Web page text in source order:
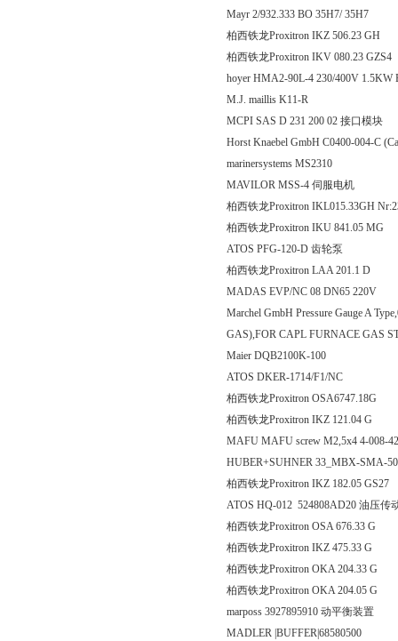
Mayr 2/932.333 BO 35H7/ 35H7
柏西铁龙Proxitron IKZ
柏西铁龙Proxitron IKV
hoyer HMA2-90L-4 230/400V 1.5KW
M.J. maillis K11-R
MCPI SAS D 231 200 02 接口模块
Horst Knaebel GmbH C0400-004-C
marinersystems MS2310
MAVILOR MSS-4 伺服电机
柏西铁龙Proxitron IKL015.33GH
柏西铁龙Proxitron IKU
ATOS PFG-120-D 齿轮泵
柏西铁龙Proxitron LAA
MADAS EVP/NC 08 DN65 220V
Marchel GmbH Pressure Gauge A
GAS),FOR CAPL FURNACE GAS
Maier DQB2100K-100
ATOS DKER-1714/F1/NC
柏西铁龙Proxitron OSA6747.18G
柏西铁龙Proxitron IKZ
MAFU MAFU screw M2,5x4 4-008-
HUBER+SUHNER 33_MBX-SMA-
柏西铁龙Proxitron IKZ
ATOS HQ-012 524808AD20 油压传
柏西铁龙Proxitron OSA
柏西铁龙Proxitron IKZ
柏西铁龙Proxitron OKA
柏西铁龙Proxitron OKA
marposs 3927895910 动平衡装置
MADLER |BUFFER|68580500